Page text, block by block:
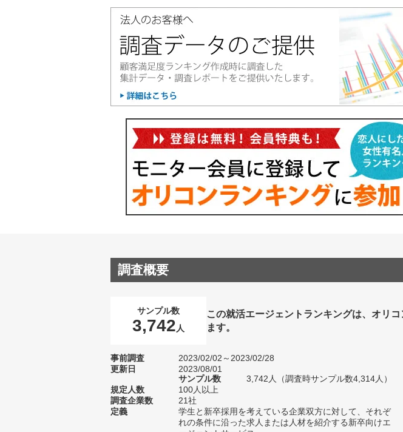
調査概要
サンプル数
3,742 人
この就活エージェントランキングは、オリ
ます。
事前調査
2023/02/02～2023/02/28
更新日
2023/08/01
サンプル数
3,742人（調査時サンプル数4,314人）
規定人数
100人以上
調査企業数
21社
定義
学生と新卒採用を考えている企業双方に対して、それぞ
れの条件に沿った求人または人材を紹介する新卒向けエ